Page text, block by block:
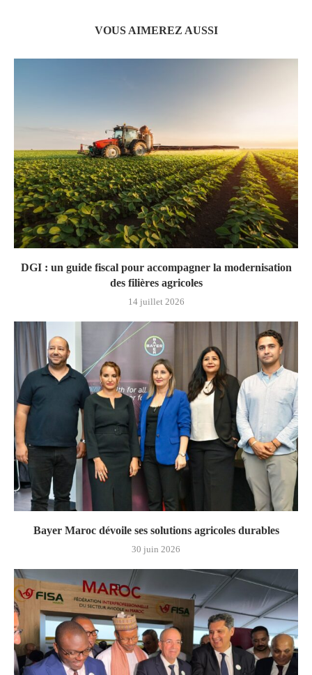
VOUS AIMEREZ AUSSI
DGI : un guide fiscal pour accompagner la modernisation
des filières agricoles
14 juillet 2026
Bayer Maroc dévoile ses solutions agricoles durables
30 juin 2026